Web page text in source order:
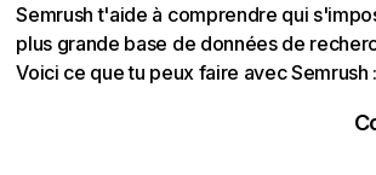
Semrush t'aide à comprendre qui
plus grande base de données de
Voici ce que tu peux faire avec Semrush